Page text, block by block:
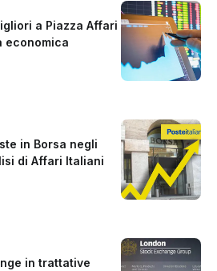
a Piazza Affari
economica
in Borsa negli
di Affari Italiani
in trattative